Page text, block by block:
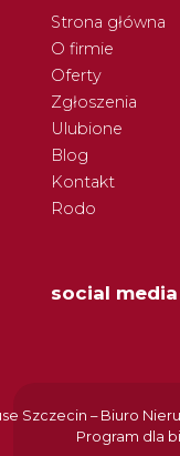
Strona główna
O firmie
Oferty
Zgłoszenia
Ulubione
Blog
Kontakt
Rodo
social media
Szczecin – Biuro
Program dla